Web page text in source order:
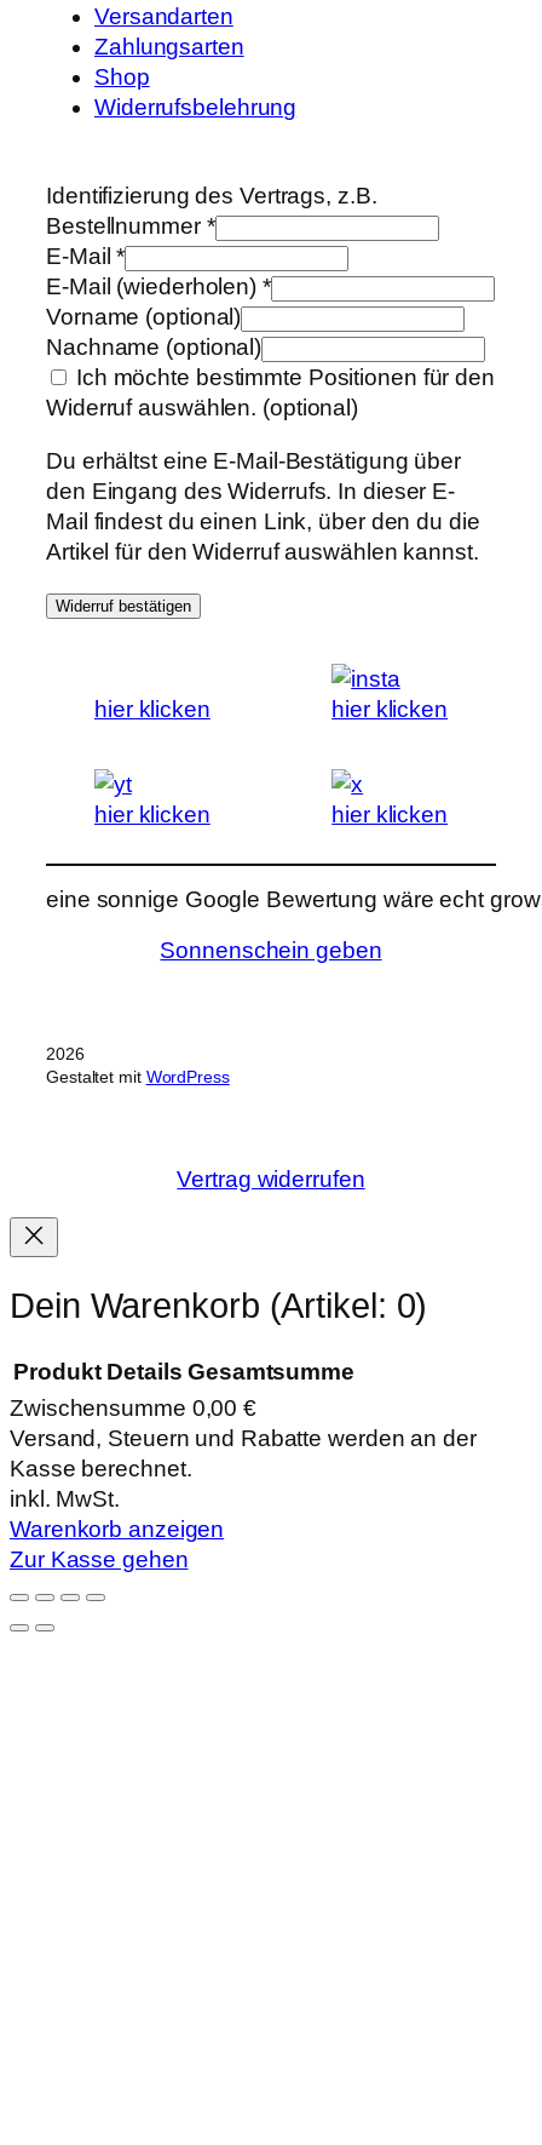
Versandarten
Zahlungsarten
Shop
Widerrufsbelehrung
Identifizierung des Vertrags, z.B.
Bestellnummer *
E-Mail*
E-Mail (wiederholen) *
Vorname (optional)
Nachname (optional)
Ich möchte bestimmte Positionen für den
Widerruf auswählen. (optional)
Du erhältst eine E-Mail-Bestätigung über
den Eingang des Widerrufs. In dieser E-
Mail findest du einen Link, über den du die
Artikel für den Widerruf auswählen kannst.
Widerruf bestätigen
hier klicken hier klicken
hier klicken hier klicken
eine sonnige Google Bewertung wäre echt
Sonnenschein geben
2026
Gestaltet mit WordPress
Vertrag widerrufen
Dein Warenkorb (Artikel: 0)
Produkte
im
Warenkorb
Produkt Details Gesamtsumme
Zwischensumme 0,00 €
Versand, Steuern und Rabatte werden an der
Kasse berechnet.
inkl. MwSt.
Warenkorb anzeigen
Zur Kasse gehen